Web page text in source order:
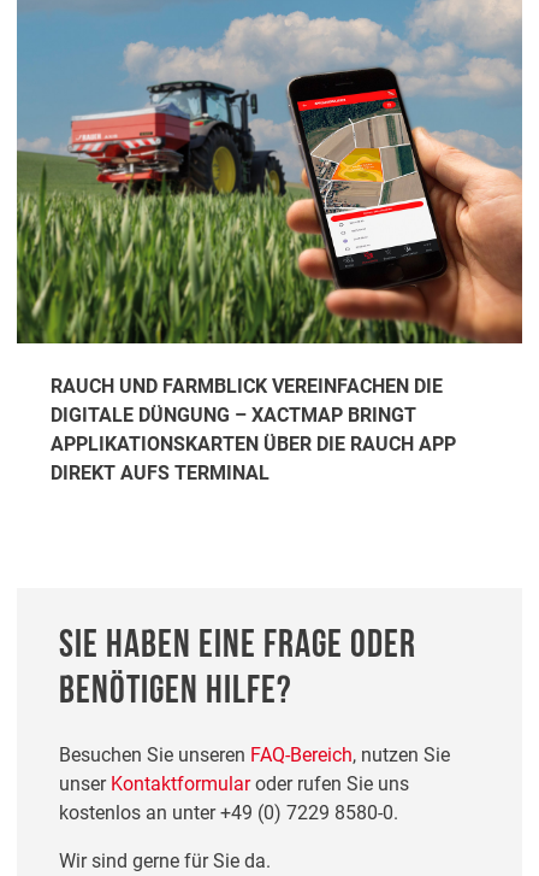
RAUCH UND FARMBLICK VEREINFACHEN DIE
DIGITALE DÜNGUNG – XACTMAP BRINGT
APPLIKATIONSKARTEN ÜBER DIE RAUCH APP
DIREKT AUFS TERMINAL
SIE HABEN EINE FRAGE ODER
BENÖTIGEN HILFE?
Besuchen Sie unseren FAQ-Bereich, nutzen Sie
unserKontaktformularoder rufen Sie uns
kostenlos an unter+49 (0) 7229 8580-0.
Wir sind gerne für Sie da.